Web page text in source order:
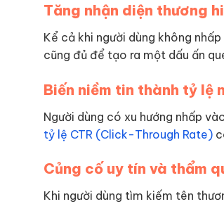
Tăng nhận diện thương
Kể cả khi người dùng không
cũng đủ để tạo ra một dấu ấn
Biến niềm tin thành tỷ lệ
Người dùng có xu hướng nhấp
tỷ lệ CTR (Click-Through Rate)
Củng cố uy tín và thẩm
Khi người dùng tìm kiếm tên